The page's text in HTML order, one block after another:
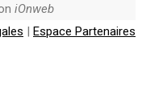
iOnweb
| Espace Partenaires